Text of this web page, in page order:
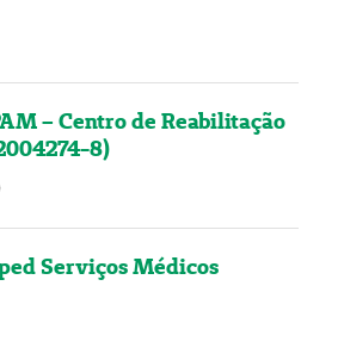
– Centro de Reabilitação
8)
Serviços Médicos